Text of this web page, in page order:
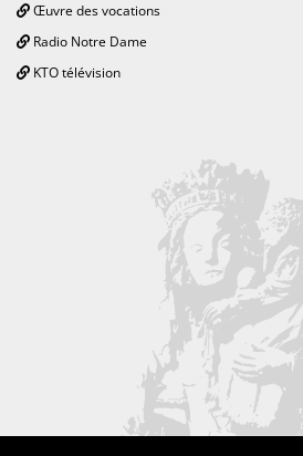
Œuvre des vocations
Radio Notre Dame
KTO télévision